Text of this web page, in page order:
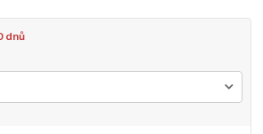
dnů